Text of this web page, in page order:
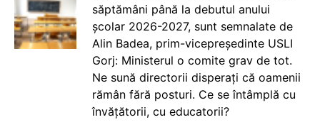
săptămâni până la debutul anului
școlar 2026-2027, sunt semnalate de
Alin Badea, prim-vicepreședinte USLI
Gorj: Ministerul o comite grav de tot.
Ne sună directorii disperați că oamenii
rămân fără posturi. Ce se întâmplă cu
învățătorii, cu educatorii?